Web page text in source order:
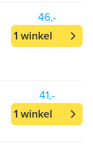
46,-
1 winkel
41,-
1 winkel